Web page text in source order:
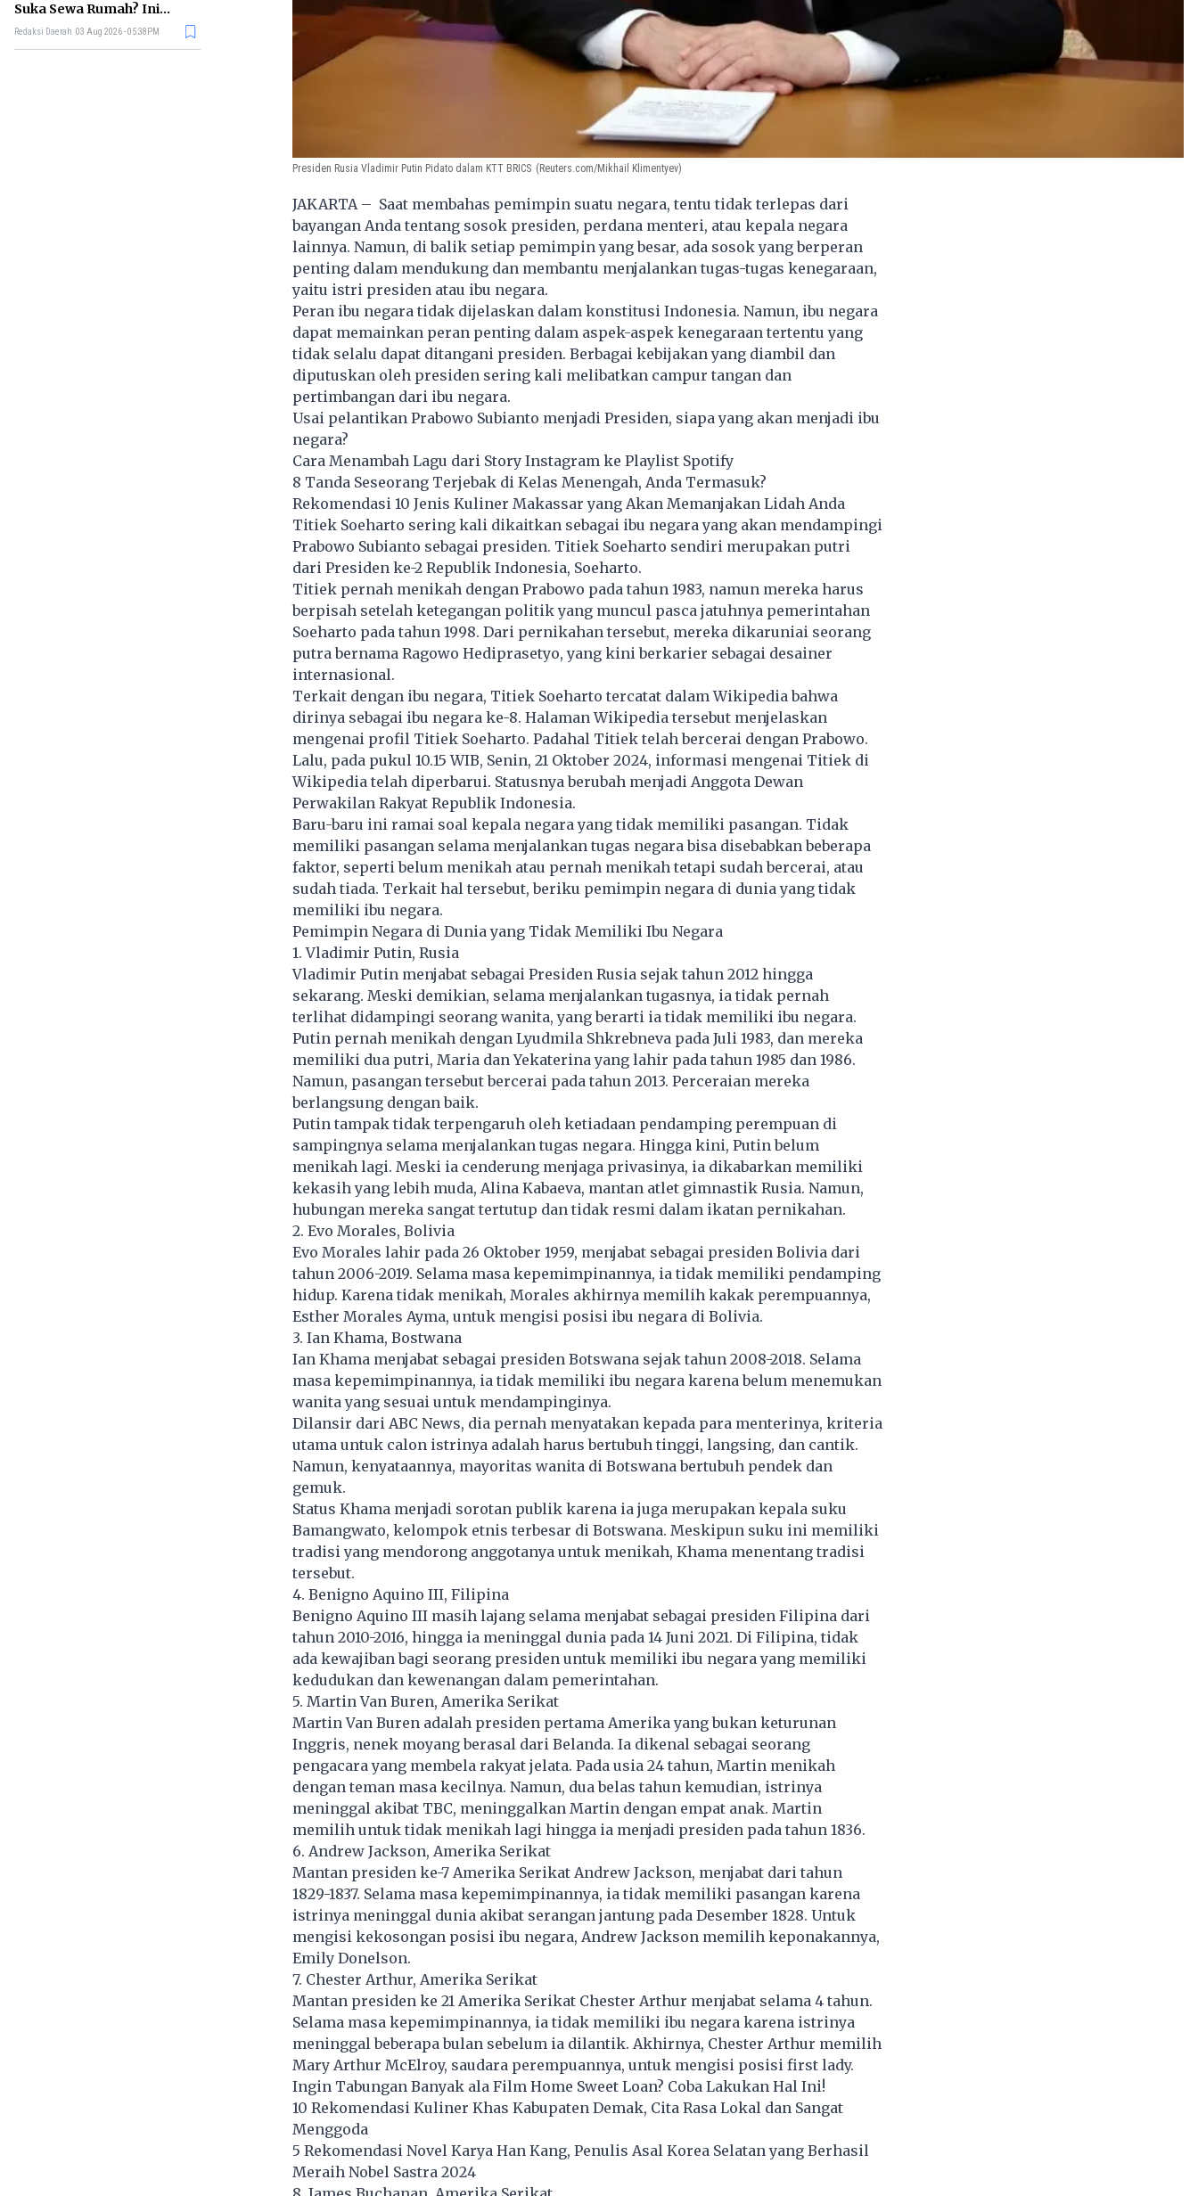
Suka Sewa Rumah? Ini
Faktor Pemicunya
Redaksi Daerah 03 Aug 2026 - 05:38PM
Presiden Rusia Vladimir Putin Pidato dalam KTT BRICS (Reuters.com/Mikhail Klimentyev)
JAKARTA – Saat membahas pemimpin suatu negara, tentu tidak terlepas dari
bayangan Anda tentang sosok presiden, perdana menteri, atau kepala negara
lainnya. Namun, di balik setiap pemimpin yang besar, ada sosok yang berperan
penting dalam mendukung dan membantu menjalankan tugas-tugas kenegaraan,
yaitu istri presiden atau ibu negara.
Peran ibu negara tidak dijelaskan dalam konstitusi Indonesia. Namun, ibu negara
dapat memainkan peran penting dalam aspek-aspek kenegaraan tertentu yang
tidak selalu dapat ditangani presiden. Berbagai kebijakan yang diambil dan
diputuskan oleh presiden sering kali melibatkan campur tangan dan
pertimbangan dari ibu negara.
Usai pelantikan Prabowo Subianto menjadi Presiden, siapa yang akan menjadi ibu
negara?
Cara Menambah Lagu dari Story Instagram ke Playlist Spotify
8 Tanda Seseorang Terjebak di Kelas Menengah, Anda Termasuk?
Rekomendasi 10 Jenis Kuliner Makassar yang Akan Memanjakan Lidah Anda
Titiek Soeharto sering kali dikaitkan sebagai ibu negara yang akan mendampingi
Prabowo Subianto sebagai presiden. Titiek Soeharto sendiri merupakan putri
dari Presiden ke-2 Republik Indonesia, Soeharto.
Titiek pernah menikah dengan Prabowo pada tahun 1983, namun mereka harus
berpisah setelah ketegangan politik yang muncul pasca jatuhnya pemerintahan
Soeharto pada tahun 1998. Dari pernikahan tersebut, mereka dikaruniai seorang
putra bernama Ragowo Hediprasetyo, yang kini berkarier sebagai desainer
internasional.
Terkait dengan ibu negara, Titiek Soeharto tercatat dalam Wikipedia bahwa
dirinya sebagai ibu negara ke-8. Halaman Wikipedia tersebut menjelaskan
mengenai profil Titiek Soeharto. Padahal Titiek telah bercerai dengan Prabowo.
Lalu, pada pukul 10.15 WIB, Senin, 21 Oktober 2024, informasi mengenai Titiek di
Wikipedia telah diperbarui. Statusnya berubah menjadi Anggota Dewan
Perwakilan Rakyat Republik Indonesia.
Baru-baru ini ramai soal kepala negara yang tidak memiliki pasangan. Tidak
memiliki pasangan selama menjalankan tugas negara bisa disebabkan beberapa
faktor, seperti belum menikah atau pernah menikah tetapi sudah bercerai, atau
sudah tiada. Terkait hal tersebut, beriku pemimpin negara di dunia yang tidak
memiliki ibu negara.
Pemimpin Negara di Dunia yang Tidak Memiliki Ibu Negara
1. Vladimir Putin, Rusia
Vladimir Putin menjabat sebagai Presiden Rusia sejak tahun 2012 hingga
sekarang. Meski demikian, selama menjalankan tugasnya, ia tidak pernah
terlihat didampingi seorang wanita, yang berarti ia tidak memiliki ibu negara.
Putin pernah menikah dengan Lyudmila Shkrebneva pada Juli 1983, dan mereka
memiliki dua putri, Maria dan Yekaterina yang lahir pada tahun 1985 dan 1986.
Namun, pasangan tersebut bercerai pada tahun 2013. Perceraian mereka
berlangsung dengan baik.
Putin tampak tidak terpengaruh oleh ketiadaan pendamping perempuan di
sampingnya selama menjalankan tugas negara. Hingga kini, Putin belum
menikah lagi. Meski ia cenderung menjaga privasinya, ia dikabarkan memiliki
kekasih yang lebih muda, Alina Kabaeva, mantan atlet gimnastik Rusia. Namun,
hubungan mereka sangat tertutup dan tidak resmi dalam ikatan pernikahan.
2. Evo Morales, Bolivia
Evo Morales lahir pada 26 Oktober 1959, menjabat sebagai presiden Bolivia dari
tahun 2006-2019. Selama masa kepemimpinannya, ia tidak memiliki pendamping
hidup. Karena tidak menikah, Morales akhirnya memilih kakak perempuannya,
Esther Morales Ayma, untuk mengisi posisi ibu negara di Bolivia.
3. Ian Khama, Bostwana
Ian Khama menjabat sebagai presiden Botswana sejak tahun 2008-2018. Selama
masa kepemimpinannya, ia tidak memiliki ibu negara karena belum menemukan
wanita yang sesuai untuk mendampinginya.
Dilansir dari ABC News, dia pernah menyatakan kepada para menterinya, kriteria
utama untuk calon istrinya adalah harus bertubuh tinggi, langsing, dan cantik.
Namun, kenyataannya, mayoritas wanita di Botswana bertubuh pendek dan
gemuk.
Status Khama menjadi sorotan publik karena ia juga merupakan kepala suku
Bamangwato, kelompok etnis terbesar di Botswana. Meskipun suku ini memiliki
tradisi yang mendorong anggotanya untuk menikah, Khama menentang tradisi
tersebut.
4. Benigno Aquino III, Filipina
Benigno Aquino III masih lajang selama menjabat sebagai presiden Filipina dari
tahun 2010-2016, hingga ia meninggal dunia pada 14 Juni 2021. Di Filipina, tidak
ada kewajiban bagi seorang presiden untuk memiliki ibu negara yang memiliki
kedudukan dan kewenangan dalam pemerintahan.
5. Martin Van Buren, Amerika Serikat
Martin Van Buren adalah presiden pertama Amerika yang bukan keturunan
Inggris, nenek moyang berasal dari Belanda. Ia dikenal sebagai seorang
pengacara yang membela rakyat jelata. Pada usia 24 tahun, Martin menikah
dengan teman masa kecilnya. Namun, dua belas tahun kemudian, istrinya
meninggal akibat TBC, meninggalkan Martin dengan empat anak. Martin
memilih untuk tidak menikah lagi hingga ia menjadi presiden pada tahun 1836.
6. Andrew Jackson, Amerika Serikat
Mantan presiden ke-7 Amerika Serikat Andrew Jackson, menjabat dari tahun
1829-1837. Selama masa kepemimpinannya, ia tidak memiliki pasangan karena
istrinya meninggal dunia akibat serangan jantung pada Desember 1828. Untuk
mengisi kekosongan posisi ibu negara, Andrew Jackson memilih keponakannya,
Emily Donelson.
7. Chester Arthur, Amerika Serikat
Mantan presiden ke 21 Amerika Serikat Chester Arthur menjabat selama 4 tahun.
Selama masa kepemimpinannya, ia tidak memiliki ibu negara karena istrinya
meninggal beberapa bulan sebelum ia dilantik. Akhirnya, Chester Arthur memilih
Mary Arthur McElroy, saudara perempuannya, untuk mengisi posisi first lady.
Ingin Tabungan Banyak ala Film Home Sweet Loan? Coba Lakukan Hal Ini!
10 Rekomendasi Kuliner Khas Kabupaten Demak, Cita Rasa Lokal dan Sangat
Menggoda
5 Rekomendasi Novel Karya Han Kang, Penulis Asal Korea Selatan yang Berhasil
Meraih Nobel Sastra 2024